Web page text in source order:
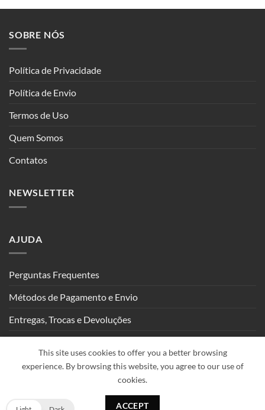
12.00€.5.00€.
SOBRE NÓS
Política de Privacidade
Política de Envio
Termos de Uso
Quem Somos
Contatos
NEWSLETTER
AJUDA
Perguntas Frequentes
Métodos de Pagamento e Envio
Entregas, Trocas e Devoluções
This site uses cookies to offer you a better browsing
experience. By browsing this website, you agree to our use of
cookies.
ACCEPT